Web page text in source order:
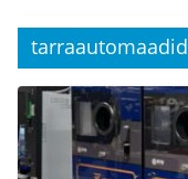
tarraautomaadid